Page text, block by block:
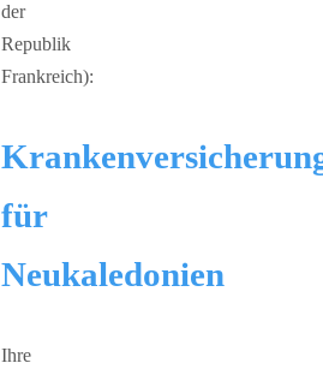
der
Republik
Frankreich):
für
Neukaledonien
Ihre